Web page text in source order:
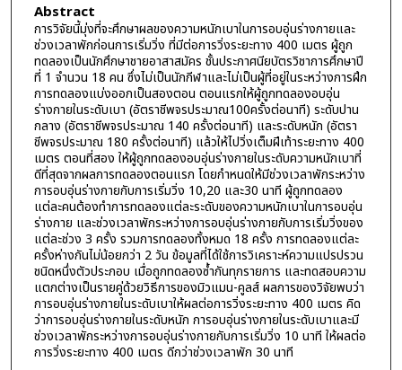
Abstract
การวิจัยนี้มุ่งที่จะศึกษาผลของความหนักเบาในการอบอุ่นร่างกายและ
ช่วงเวลาพักก่อนการเริ่มวิ่ง ที่มีต่อการวิ่งระยะทาง 400 เมตร ผู้ถูก
ทดลองเป็นนักศึกษาชายอาสาสมัคร ชั้นประกาศนียบัตรวิชาการศึกษาปี
ที่ 1 จำนวน 18 คน ซึ่งไม่เป็นนักกีฬาและไม่เป็นผู้ที่อยู่ในระหว่างการฝึก
การทดลองแบ่งออกเป็นสองตอน ตอนแรกให้ผู้ถูกทดลองอบอุ่น
ร่างกายในระดับเบา (อัตราชีพจรประมาณ100ครั้งต่อนาที) ระดับปาน
กลาง (อัตราชีพจรประมาณ 140 ครั้งต่อนาที) และระดับหนัก (อัตรา
ชีพจรประมาณ 180 ครั้งต่อนาที) แล้วให้ไปวิ่งเต็มฝีเท้าระยะทาง 400
เมตร ตอนที่สอง ให้ผู้ถูกทดลองอบอุ่นร่างกายในระดับความหนักเบาที่
ดีที่สุดจากผลการทดลองตอนแรก โดยกำหนดให้มีช่วงเวลาพักระหว่าง
การอบอุ่นร่างกายกับการเริ่มวิ่ง 10,20 และ30 นาที ผู้ถูกทดลอง
แต่ละคนต้องทำการทดลองแต่ละระดับของความหนักเบาในการอบอุ่น
ร่างกาย และช่วงเวลาพักระหว่างการอบอุ่นร่างกายกับการเริ่มวิ่งของ
แต่ละช่วง 3 ครั้ง รวมการทดลองทั้งหมด 18 ครั้ง การทดลองแต่ละ
ครั้งห่างกันไม่น้อยกว่า 2 วัน ข้อมูลที่ได้ใช้การวิเคราะห์ความแปรปรวน
ชนิดหนึ่งตัวประกอบ เมื่อถูกทดลองซ้ำกันทุกรายการ และทดสอบความ
แตกต่างเป็นรายคู่ด้วยวิธีการของมิวแมน-คูลส์ ผลการของวิจัยพบว่า
การอบอุ่นร่างกายในระดับเบาให้ผลต่อการวิ่งระยะทาง 400 เมตร คิด
ว่าการอบอุ่นร่างกายในระดับหนัก การอบอุ่นร่างกายในระดับเบาและมี
ช่วงเวลาพักระหว่างการอบอุ่นร่างกายกับการเริ่มวิ่ง 10 นาที ให้ผลต่อ
การวิ่งระยะทาง 400 เมตร ดีกว่าช่วงเวลาพัก 30 นาที